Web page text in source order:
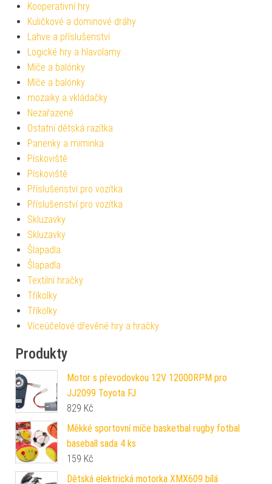
Kooperativní hry
Kuličkové a dominové dráhy
Lahve a příslušenství
Logické hry a hlavolamy
Míče a balónky
Míče a balónky
mozaiky a vkládačky
Nezařazené
Ostatní dětská razítka
Panenky a miminka
Pískoviště
Pískoviště
Příslušenství pro vozítka
Příslušenství pro vozítka
Skluzavky
Skluzavky
Šlapadla
Šlapadla
Textilní hračky
Tříkolky
Tříkolky
Víceúčelové dřevěné hry a hračky
Produkty
Motor s převodovkou 12V 12000RPM pro
JJ2099 Toyota FJ
829 Kč
Měkké sportovní míče basketbal rugby fotbal
baseball sada 4 ks
159 Kč
Dětská elektrická motorka XMX609 bílá